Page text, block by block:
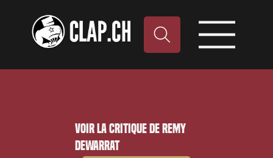
Voir la critique de Remy
Dewarrat